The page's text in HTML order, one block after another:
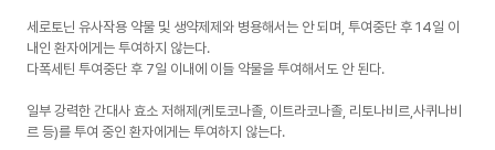
세로토닌 유사작용 약물 및 생약제제와 병용해서는 안 되며, 투여중단 후 14일 이
내인 환자에게는 투여하지 않는다.
다폭세틴 투여중단 후 7일 이내에 이들 약물을 투여해서도 안 된다.
일부 강력한 간대사 효소 저해제(케토코나졸, 이트라코나졸, 리토나비르,사퀴나비
르 등)를 투여 중인 환자에게는 투여하지 않는다.